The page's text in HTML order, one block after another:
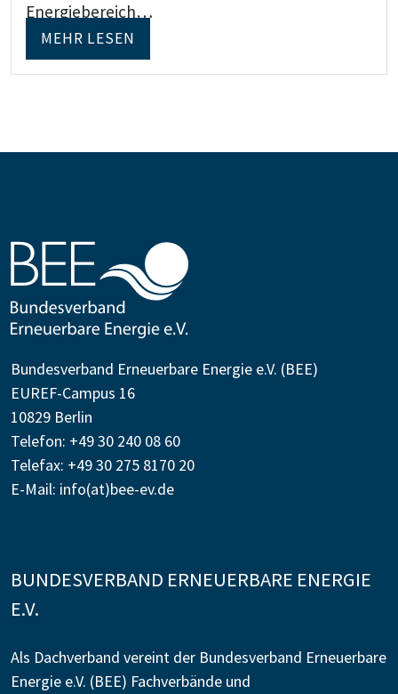
Energiebereich…
MEHR LESEN
Bundesverband Erneuerbare Energie e.V. (BEE)
EUREF-Campus 16
10829 Berlin
Telefon: +49 30 240 08 60
Telefax: +49 30 275 8170 20
E-Mail: info(at)bee-ev.de
BUNDESVERBAND ERNEUERBARE ENERGIE
E.V.
Als Dachverband vereint der Bundesverband Erneuerbare
Energie e.V. (BEE) Fachverbände und